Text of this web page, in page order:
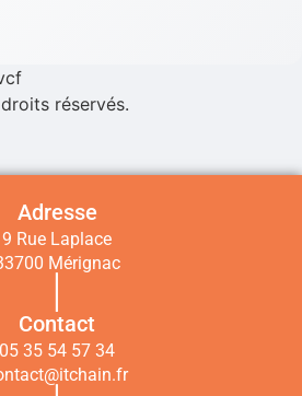
réservés.
Adresse
9 Rue Laplace
Mérignac
Contact
05 35 54 57 34